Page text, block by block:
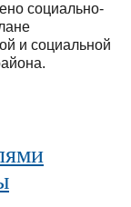
социально-
и социальной